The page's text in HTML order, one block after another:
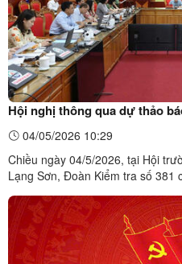
Hội nghị thông qua dự thảo
Ban Thường vụ Đảng ủy 4 xã
04/05/2026 10:29
Chiều ngày 04/5/2026, tại Hội
Lạng Sơn, Đoàn Kiểm tra số 381
Ban Thường vụ Đảng ủy các xã:
và Ba Sơn.Đoàn Kiểm tra do